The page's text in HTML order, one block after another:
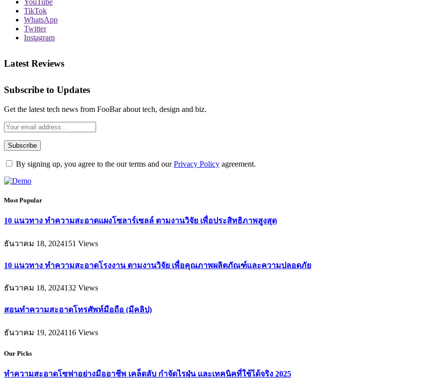
TikTok
WhatsApp
Twitter
Instagram
Latest Reviews
Subscribe to Updates
Get the latest tech news from FooBar about tech, design and biz.
By signing up, you agree to the our terms and ourPrivacy Policy agreement.
Most Popular
10 แนวทาง ทำความสะอาดแผงโซลาร์เซลล์ ตามงานวิจัย เพื่อประสิทธิภาพสูงสุด
ธันวาคม 18, 2024151 Views
10 แนวทาง ทำความสะอาดโรงงาน ตามงานวิจัย เพื่อคุณภาพผลิตภัณฑ์และความปลอดภัย
ธันวาคม 18, 2024132 Views
สอนทำความสะอาดโทรศัพท์มือถือ (มีคลิป)
ธันวาคม 19, 2024116 Views
Our Picks
ทำความสะอาดโซฟาอย่างมืออาชีพ เคล็ดลับ กำจัดไรฝุ่น และเทคนิคที่ใช้ได้จริง 2025